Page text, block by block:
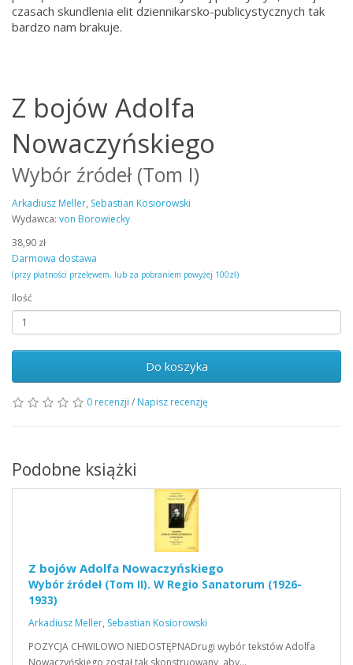
czasach skundlenia elit dziennikarsko-publicystycznych tak
bardzo nam brakuje.
Z bojów Adolfa
Nowaczyńskiego
Wybór źródeł (Tom I)
Arkadiusz Meller, Sebastian Kosiorowski
Wydawca: von Borowiecky
38,90 zł
Darmowa dostawa
(przy płatności przelewem, lub za pobraniem powyżej 100zł)
Ilość
Do koszyka
0 recenzji / Napisz recenzję
Podobne książki
Z bojów Adolfa Nowaczyńskiego
Wybór źródeł (Tom II). W Regio Sanatorum (1926-
1933)
Arkadiusz Meller, Sebastian Kosiorowski
POZYCJA CHWILOWO NIEDOSTĘPNADrugi wybór tekstów Adolfa
Nowaczyńskiego został tak skonstruowany, aby…